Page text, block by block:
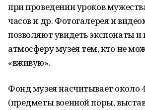
при проведении уроков
часов и др. Фотогалерея и
позволяют увидеть экспонаты и
атмосферу музея тем, кто не
«вживую».
Фонд музея насчитывает около
(предметы военной поры,